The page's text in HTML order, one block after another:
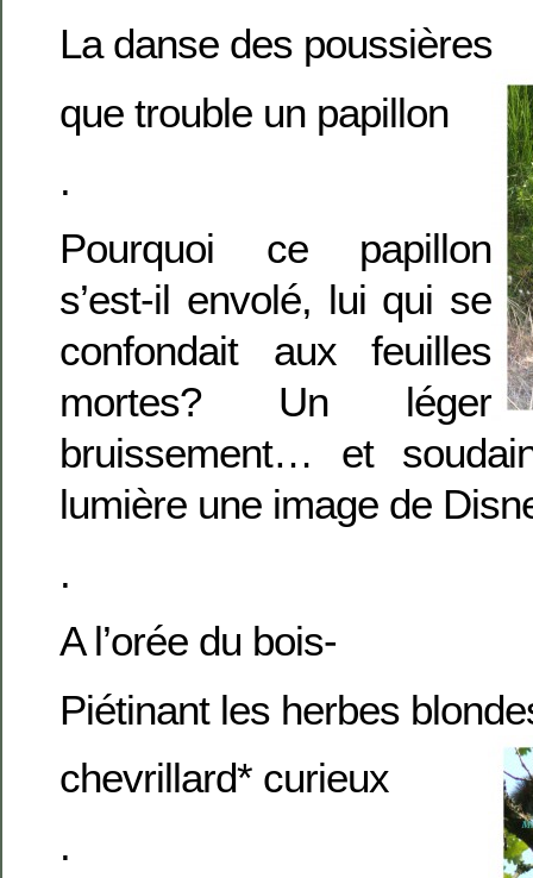
La danse des poussières
que trouble un papillon
.
Pourquoi ce papillon
s’est-il envolé, lui qui se
confondait aux feuilles
mortes? Un léger
bruissement… et
lumière une image de
.
A l’orée du bois-
Piétinant les herbes
chevrillard* curieux
.